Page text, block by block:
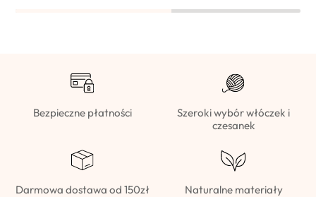
Bezpieczne płatności
Szeroki wybór włóczek i
czesanek
Darmowa dostawa od 150zł Naturalne materiały